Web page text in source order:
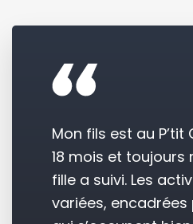
Mon fils est au P’tit
18 mois et toujours
fille a suivi. Les
variées,